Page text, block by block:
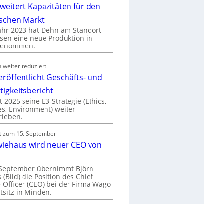
Kapazitäten für den
Markt
2023 hat Dehn am Standort
eine neue Produktion in
weiter reduziert
Geschäfts- und
2025 seine E3-Strategie (Ethics,
Environment) weiter
zum 15. September
wird neuer CEO von
übernimmt Björn
(Bild) die Position des Chief
Officer (CEO) bei der Firma Wago
in Minden.